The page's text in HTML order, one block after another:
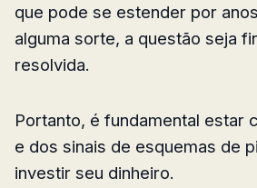
que pode se estender por
alguma sorte, a questão seja
resolvida.
Portanto, é fundamental estar
e dos sinais de esquemas de
investir seu dinheiro.